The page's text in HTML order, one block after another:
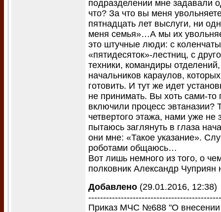
подразделении мне задавали
что? За что вы меня
пятнадцать лет выслуги, ни
меня семья»…А мы их
это штучные люди: с
«пятидесяток»-лестниц, с
техники, командиры
начальников караулов,
готовить. И тут же идет
не принимать. Вы хоть сами-то
включили процесс эвтаназии?
четвертого этажа, нами уже
пытаюсь заглянуть в глаза
они мне: «Такое указание».
роботами общаюсь…
Вот лишь немного из того, о
полковник Александр Чуприян
Добавлено (29.01.2016, 12:38)
---------------------------------------------
Приказ МЧС №688 "О внесении